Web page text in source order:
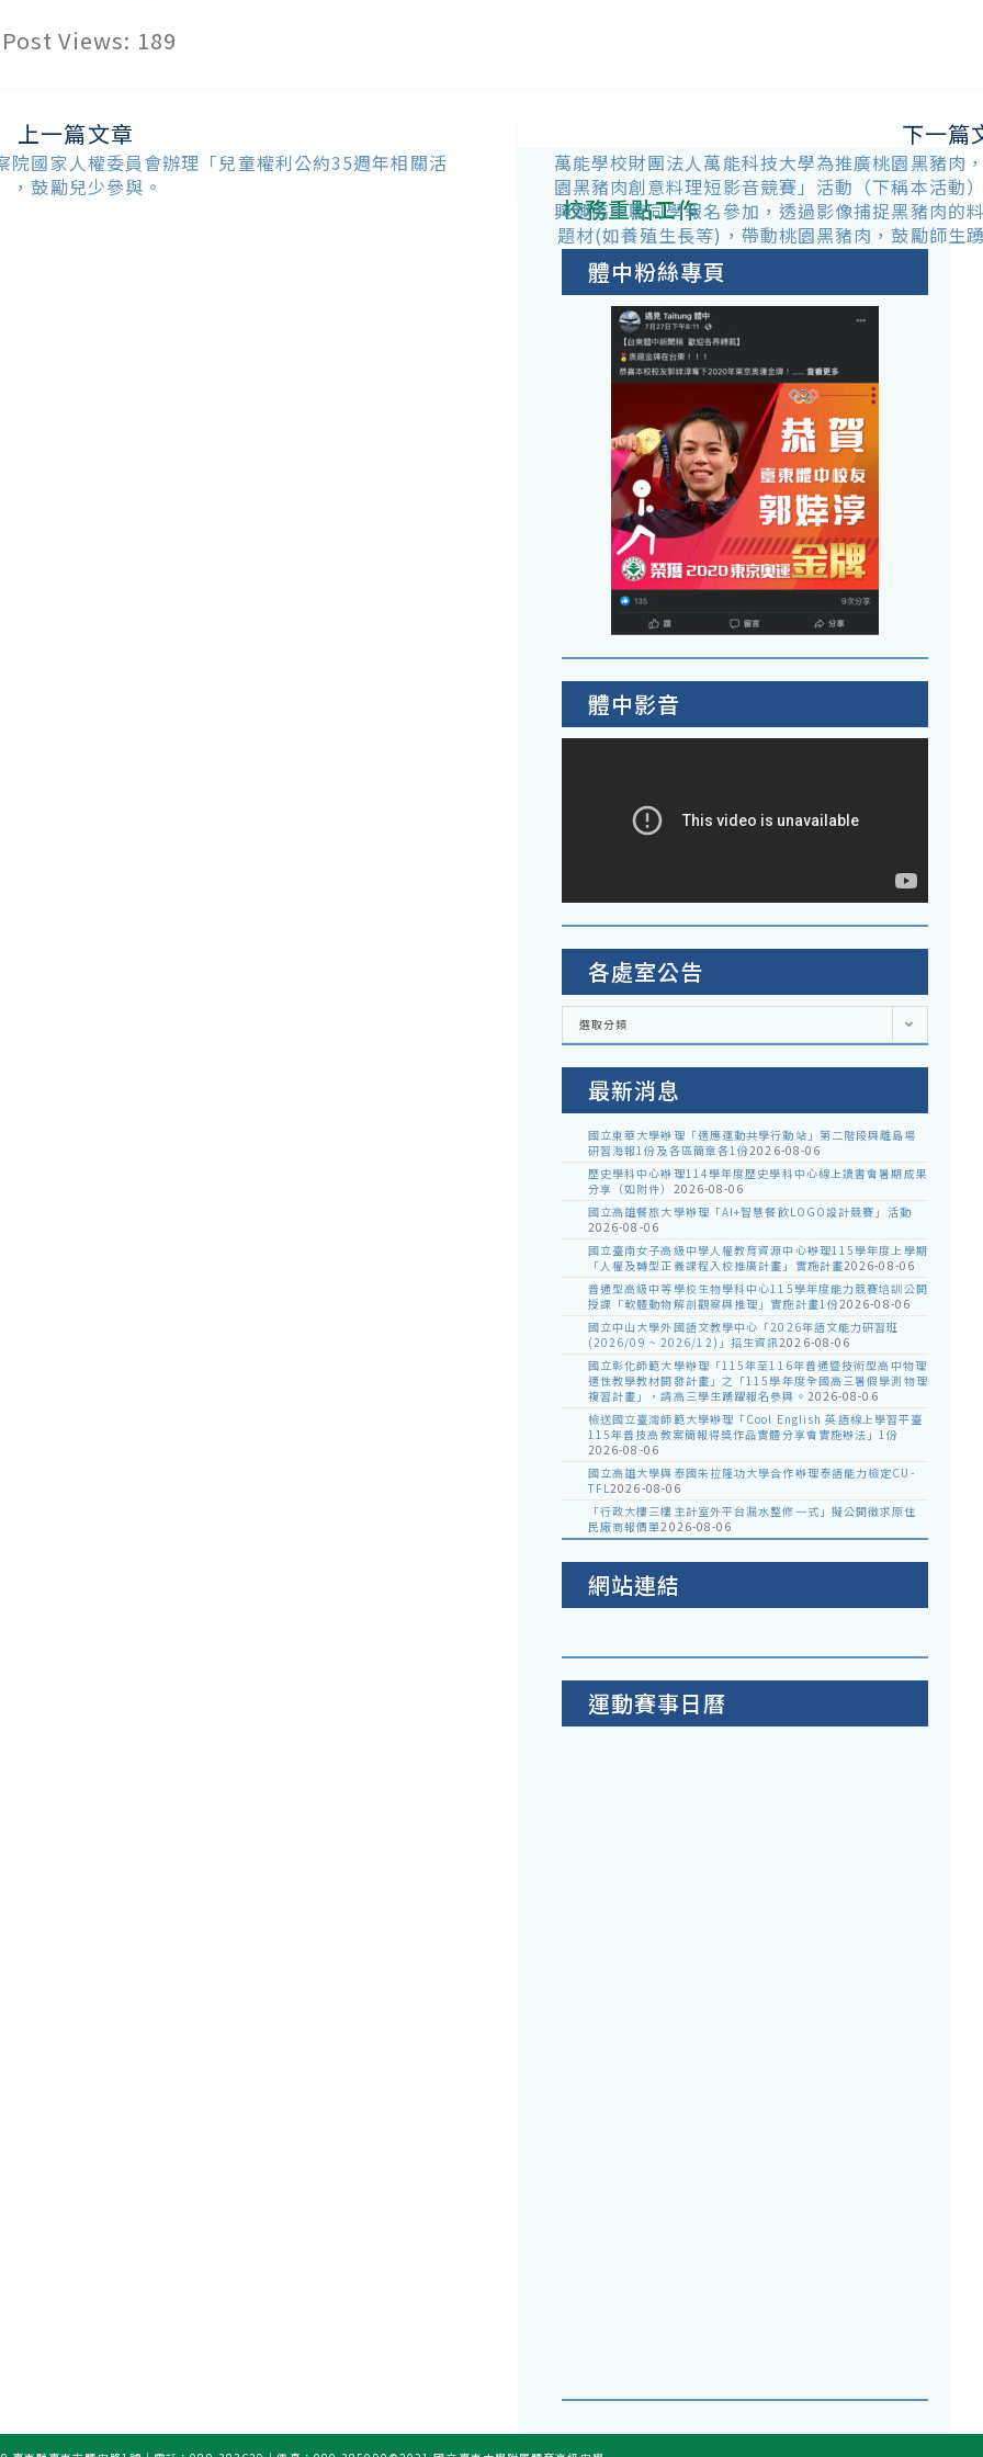
Post Views: 189
上一篇文章
院國家人權委員會辦理「兒童權利公約35週年相關活
，鼓勵兒少參與。
下一篇
萬能學校財團法人萬能科技大學為推廣桃園黑豬肉
園黑豬肉創意料理短影音競賽」活動（下稱本活動
興趣高中職同學報名參加，透過影像捕捉黑豬肉的
題材(如養殖生長等)，帶動桃園黑豬肉，鼓勵師生
校務重點工作
體中粉絲專頁
體中影音
各處室公告
各
室
選取分類
最新消息
國立東華大學辦理「適應運動共學行動站」第二階段與離島場
研習海報1份及各區簡章各1份2026-08-06
歷史學科中心辦理114學年度歷史學科中心線上讀書會暑期成果
分享（如附件） 2026-08-06
國立高雄餐旅大學辦理「AI+智慧餐飲LOGO設計競賽」活動
2026-08-06
國立臺南女子高級中學人權教育資源中心辦理115學年度上學期
「人權及轉型正義課程入校推廣計畫」實施計畫2026-08-06
普通型高級中等學校生物學科中心115學年度能力競賽培訓公開
授課「軟體動物解剖觀察與推理」實施計畫1份2026-08-06
國立中山大學外國語文教學中心「2026年語文能力研習班
(2026/09 ~ 2026/12)」招生資訊2026-08-06
國立彰化師範大學辦理「115年至116年普通暨技術型高中物理
適性教學教材開發計畫」之「115學年度全國高三暑假學測物理
複習計畫」，請高三學生踴躍報名參與。 2026-08-06
檢送國立臺灣師範大學辦理「Cool English 英語線上學習平臺
115年普技高教案簡報得獎作品實體分享會實施辦法」1份
2026-08-06
國立高雄大學與泰國朱拉隆功大學合作辦理泰語能力檢定CU-
TFL2026-08-06
「行政大樓三樓主計室外平台漏水整修一式」擬公開徵求原住
民廠商報價單2026-08-06
網站連結
運動賽事日曆